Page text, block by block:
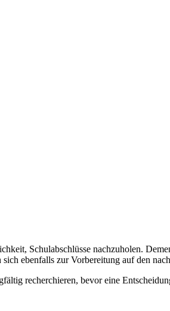
Schulabschlüsse nachzuholen.
ebenfalls zur Vorbereitung auf den
recherchieren, bevor eine